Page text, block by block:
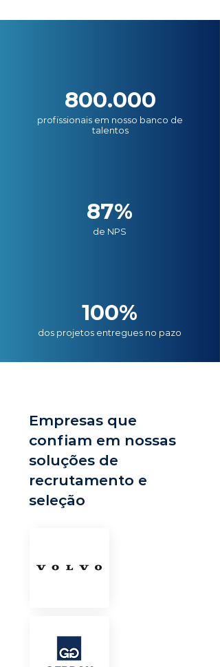
800.000
profissionais em nosso banco de
talentos
87%
de NPS
100%
dos projetos entregues no pazo
Empresas que
confiam em nossas
soluções de
recrutamento e
seleção